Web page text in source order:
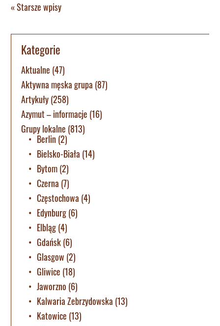
« Starsze wpisy
Kategorie
Aktualne (47)
Aktywna męska grupa (87)
Artykuły(258)
Azymut – informacje (16)
Grupy lokalne (813)
Berlin (2)
Bielsko-Biała (14)
Bytom(2)
Czerna (7)
Częstochowa (4)
Edynburg(6)
Elbląg(4)
Gdańsk(6)
Glasgow (2)
Gliwice (18)
Jaworzno (6)
Kalwaria Zebrzydowska (13)
Katowice (13)